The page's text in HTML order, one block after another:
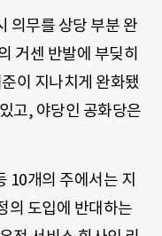
의무를 상당 부분 완
거센 반발에 부딪히
이 지나치게 완화됐
고, 야당인 공화당은
10개의 주에서는 지
의 도입에 반대하는